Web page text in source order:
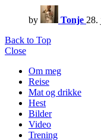
by Tonje 28.
Back to Top
Close
Om meg
Reise
Mat og drikke
Hest
Bilder
Video
Trening